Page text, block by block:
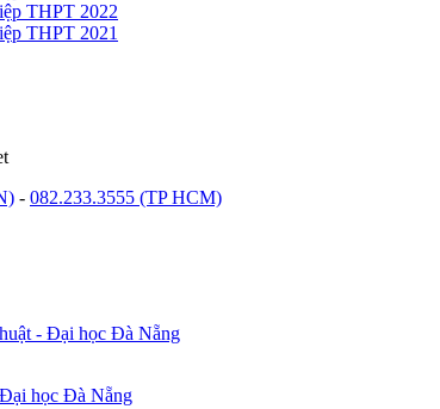
THPT 2022
THPT 2021
- 082.233.3555 (TP HCM)
- Đại học Đà Nẵng
học Đà Nẵng